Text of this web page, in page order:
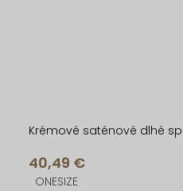
Krémové saténové dlhé
40,49 €
ONESIZE